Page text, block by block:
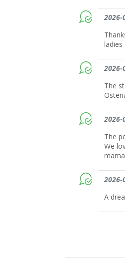
2026-
2026-
The
2026-
The
We
2026-
A